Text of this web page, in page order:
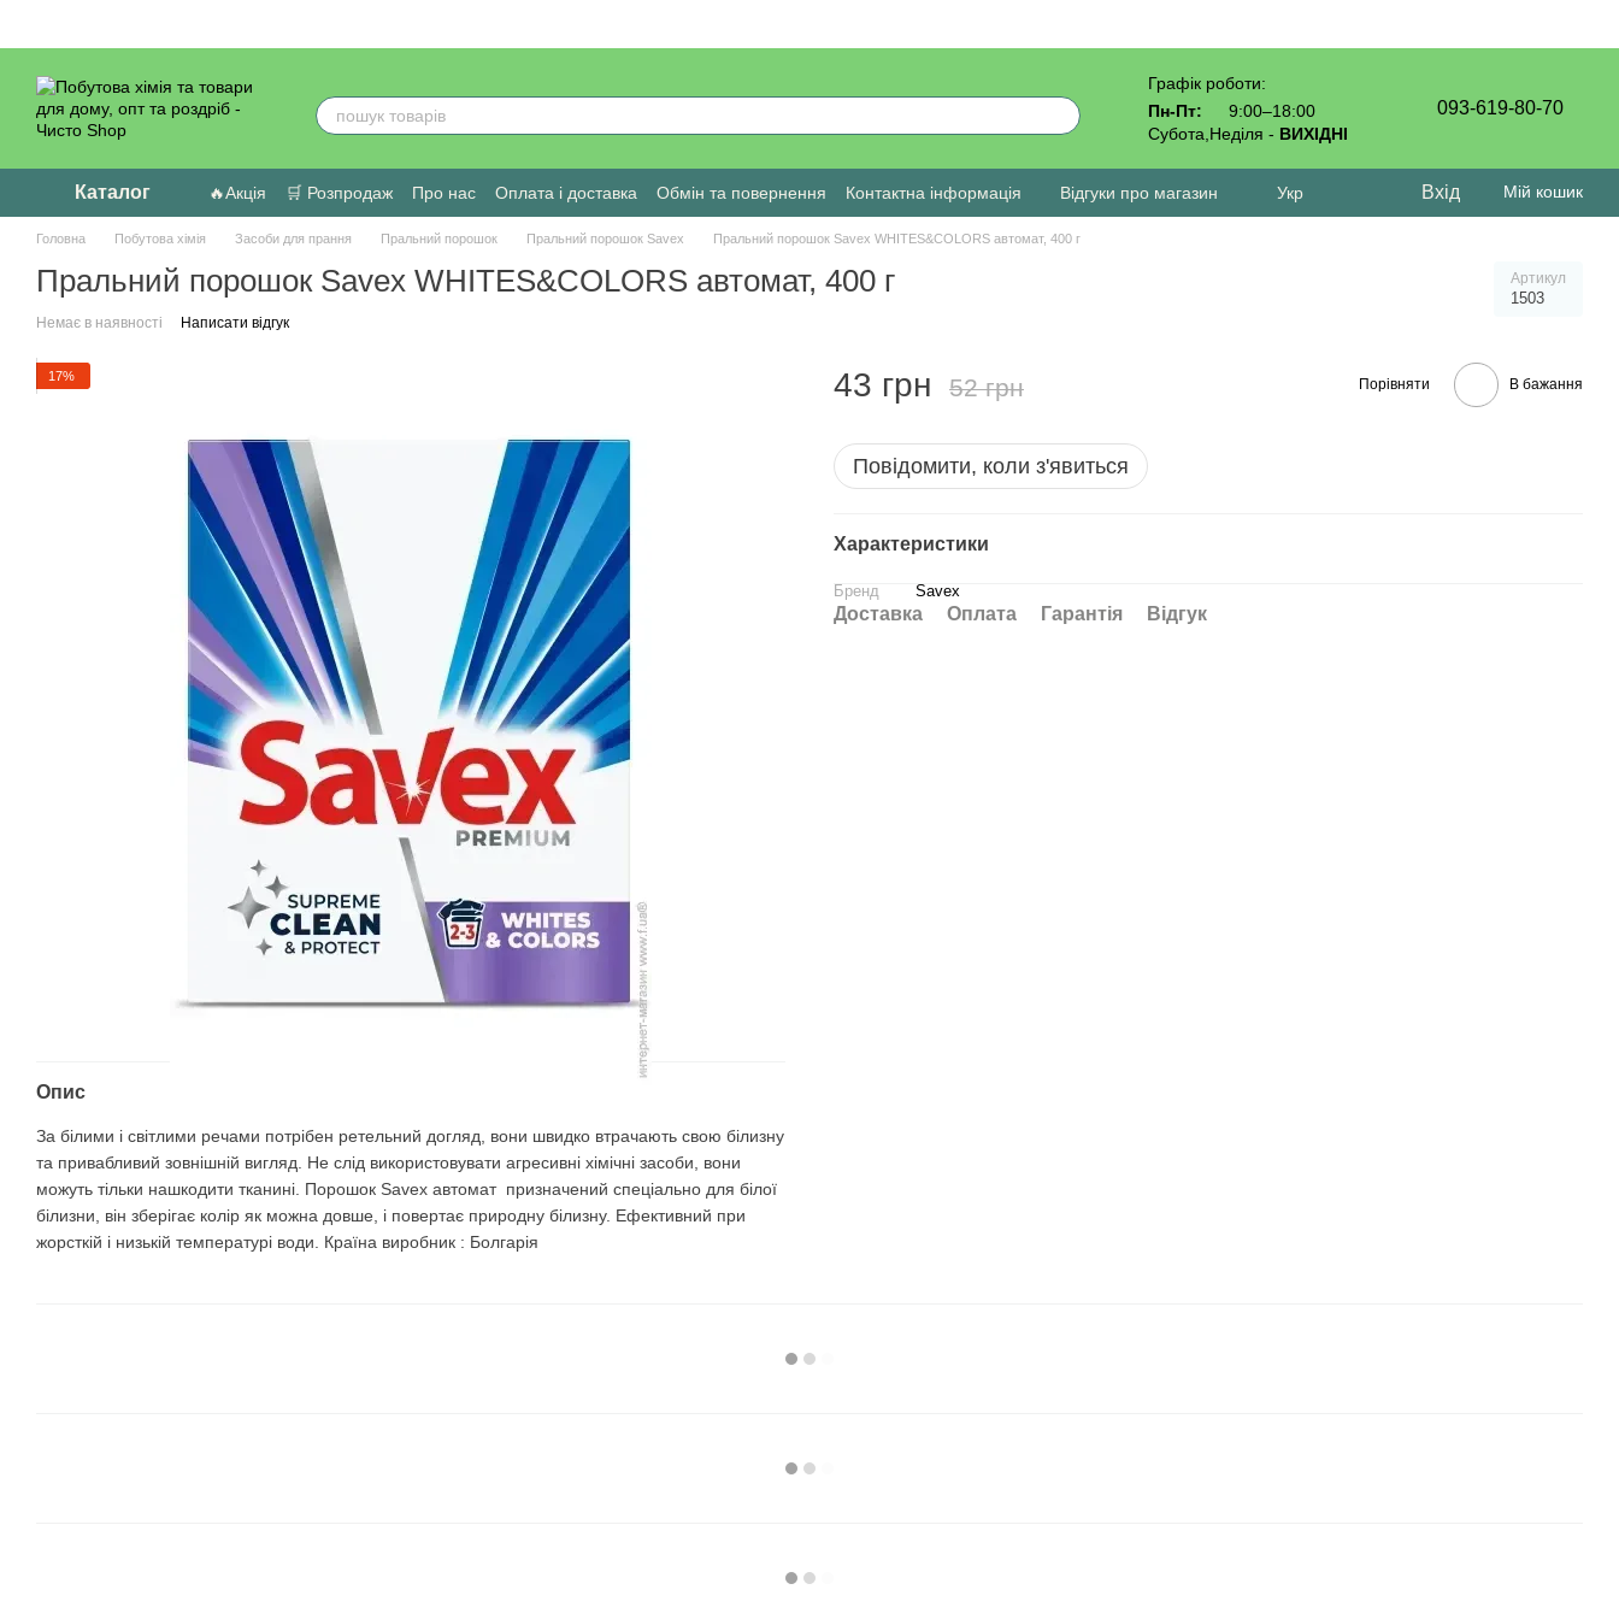
Графік роботи:
Пн-Пт:
9:00–18:00
Субота,Неділя - ВИХІДНІ
093-619-80-70
Каталог 🔥Акція 🛒 Розпродаж Про нас Оплата і доставка Обмін та повернення Контактна інформація Відгуки про магазин Укр Вхід Мій кошик
Головна Побутова хімія Засоби для прання Пральний порошок Пральний порошок Savex Пральний порошок Savex WHITES&COLORS автомат, 400 г
Пральний порошок Savex WHITES&COLORS автомат, 400 г Артикул
1503
Немає в наявності Написати відгук
17%
Опис
За білими і світлими речами потрібен ретельний догляд, вони швидко втрачають свою білизну
та привабливий зовнішній вигляд. Не слід використовувати агресивні хімічні засоби, вони
можуть тільки нашкодити тканині. Порошок Savex автомат призначений спеціально для білої
білизни, він зберігає колір як можна довше, і повертає природну білизну. Ефективний при
жорсткій і низькій температурі води. Країна виробник : Болгарія
43 грн 52 грн Порівняти В бажання
Повідомити, коли з'явиться
Характеристики
Бренд Savex
Доставка Оплата Гарантія Відгук